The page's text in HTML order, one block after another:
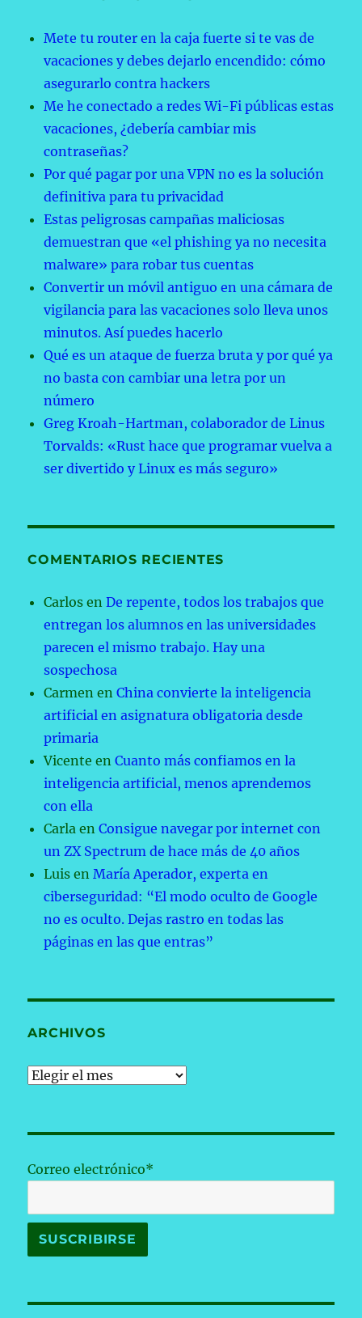
Mete tu router en la caja fuerte si te vas de
vacaciones y debes dejarlo encendido: cómo
asegurarlo contra hackers
Me he conectado a redes Wi-Fi públicas estas
vacaciones, ¿debería cambiar mis
contraseñas?
Por qué pagar por una VPN no es la solución
definitiva para tu privacidad
Estas peligrosas campañas maliciosas
demuestran que «el phishing ya no necesita
malware» para robar tus cuentas
Convertir un móvil antiguo en una cámara de
vigilancia para las vacaciones solo lleva unos
minutos. Así puedes hacerlo
Qué es un ataque de fuerza bruta y por qué ya
no basta con cambiar una letra por un
número
Greg Kroah-Hartman, colaborador de Linus
Torvalds: «Rust hace que programar vuelva a
ser divertido y Linux es más seguro»
COMENTARIOS RECIENTES
Carlos enDe repente, todos los trabajos que
entregan los alumnos en las universidades
parecen el mismo trabajo. Hay una
sospechosa
Carmen enChina convierte la inteligencia
artificial en asignatura obligatoria desde
primaria
Vicente enCuanto más confiamos en la
inteligencia artificial, menos aprendemos
con ella
Carla enConsigue navegar por internet con
un ZX Spectrum de hace más de 40 años
Luis enMaría Aperador, experta en
ciberseguridad: “El modo oculto de Google
no es oculto. Dejas rastro en todas las
páginas en las que entras”
ARCHIVOS
Archivos
Correo electrónico*